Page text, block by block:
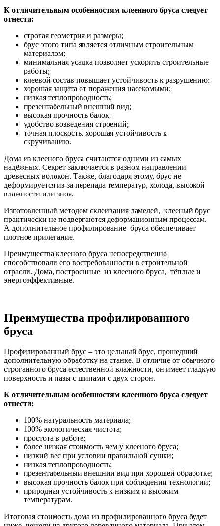
К отличительным особенностям клеенного бруса следует
отнести:
строгая геометрия и размеры;
брус этого типа является отличным строительным
материалом;
минимальная усадка позволяет ускорить строительные
работы;
клеевой состав повышает устойчивость к разрушению:
хорошая защита от поражения насекомыми;
низкая теплопроводность;
презентабельный внешний вид;
высокая прочность балок;
удобство возведения строений;
точная плоскость, хорошая устойчивость к
скручиванию.
Дома из клееного бруса считаются одними из самых
надёжных. Секрет заключается в разном направлении
древесных волокон. Также, благодаря этому, брус не
деформируется из-за перепада температур, холода, высокой
влажности или зноя.
Изготовленный методом склеивания ламелей, клееный брус
практически не подвергаются деформационным процессам.
А дополнительное профилирование бруса обеспечивает
плотное прилегание.
Преимущества клееного бруса непосредственно
способствовали его востребованности в строительной
отрасли. Дома, построенные из клееного бруса, тёплые и
энергоэффективные.
Преимущества профилированного
бруса
Профилированный брус – это цельный брус, прошедший
дополнительную обработку на станке. В отличие от обычного
строганного бруса естественной влажности, он имеет гладкую
поверхность и пазы с шипами с двух сторон.
К отличительным особенностям клеенного бруса следует
отнести:
100% натуральность материала;
100% экологическая чистота;
простота в работе;
более низкая стоимость чем у клееного бруса;
низкий вес при условии правильной сушки;
низкая теплопроводность;
презентабельный внешний вид при хорошей обработке;
высокая прочность балок при соблюдении технологии;
природная устойчивость к низким и высоким
температурам.
Итоговая стоимость дома из профилированного бруса будет